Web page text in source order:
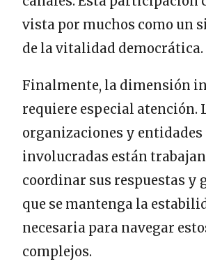
vista por muchos como un
de la vitalidad democrática.
Finalmente, la dimensión
requiere especial atención.
organizaciones y entidades
involucradas están
coordinar sus respuestas y
que se mantenga la
necesaria para navegar
complejos.